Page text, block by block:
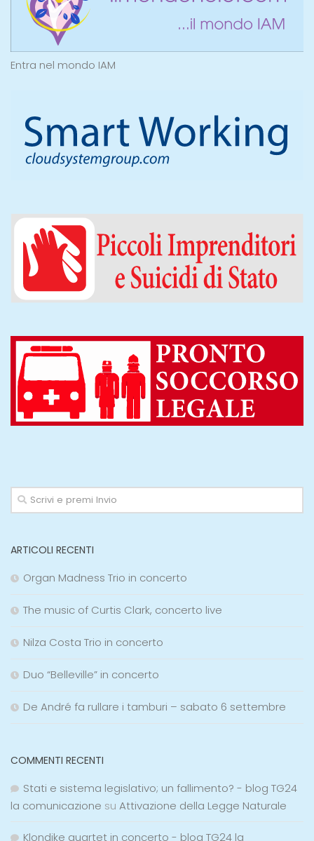
Entra nel mondo IAM
ARTICOLI RECENTI
Organ Madness Trio in concerto
The music of Curtis Clark, concerto live
Nilza Costa Trio in concerto
Duo “Belleville” in concerto
De André fa rullare i tamburi – sabato 6 settembre
COMMENTI RECENTI
Stati e sistema legislativo; un fallimento? - blog TG24
la comunicazione su Attivazione della Legge Naturale
Klondike quartet in concerto - blog TG24 la